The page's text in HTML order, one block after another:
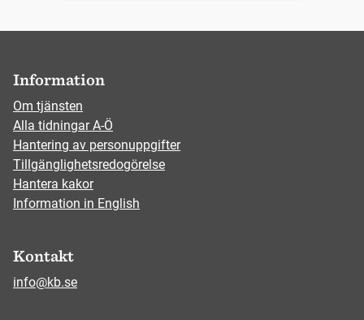
Information
Om tjänsten
Alla tidningar A-Ö
Hantering av personuppgifter
Tillgänglighetsredogörelse
Hantera kakor
Information in English
Kontakt
info@kb.se